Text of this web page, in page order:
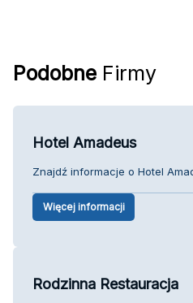
Podobne Firmy
Hotel Amadeus
Znajdź informacje o Hotel
Więcej informacji
Rodzinna Restauracja